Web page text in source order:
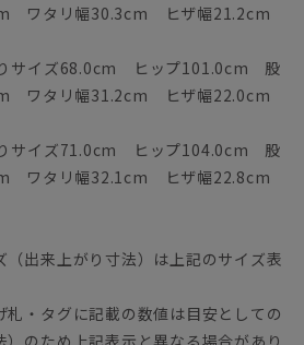
ワタリ幅30.3cm ヒザ幅21.2cm
りサイズ68.0cm ヒップ101.0cm 股
ワタリ幅31.2cm ヒザ幅22.0cm
りサイズ71.0cm ヒップ104.0cm 股
ワタリ幅32.1cm ヒザ幅22.8cm
出来上がり寸法）は上記のサイズ表
・タグに記載の数値は目安としての
）のため上記表示と異なる場合があり